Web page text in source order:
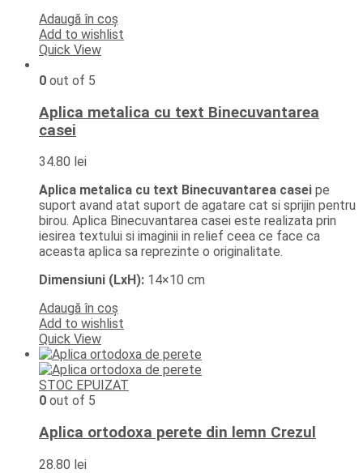
Adaugă în coș
Add to wishlist
Quick View
0 out of 5
Aplica metalica cu text Binecuvantarea
casei
34.80 lei
Aplica metalica cu text Binecuvantarea casei pe
suport avand atat suport de agatare cat si sprijin pentru
birou. Aplica Binecuvantarea casei este realizata prin
iesirea textului si imaginii in relief ceea ce face ca
aceasta aplica sa reprezinte o originalitate.
Dimensiuni (LxH): 14×10 cm
Adaugă în coș
Add to wishlist
Quick View
STOC EPUIZAT
0 out of 5
Aplica ortodoxa perete din lemn Crezul
28.80 lei